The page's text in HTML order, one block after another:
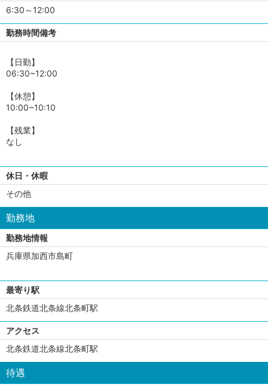
6:30～12:00
勤務時間備考
【日勤】
06:30~12:00
【休憩】
10:00~10:10
【残業】
なし
休日・休暇
その他
勤務地
勤務地情報
兵庫県加西市島町
最寄り駅
北条鉄道北条線北条町駅
アクセス
北条鉄道北条線北条町駅
待遇